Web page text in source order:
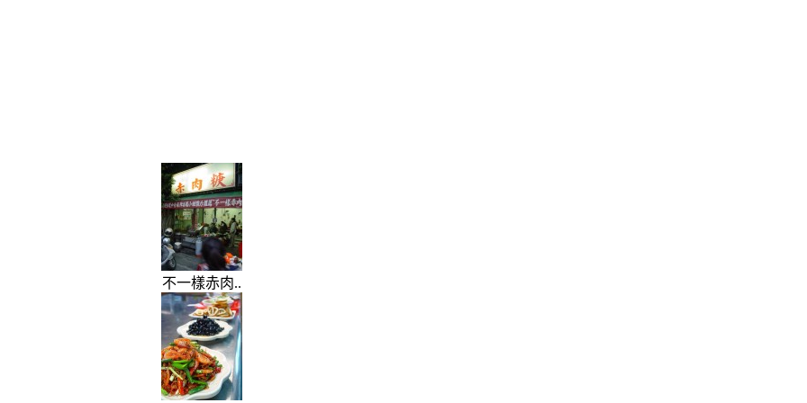
不一樣赤肉..